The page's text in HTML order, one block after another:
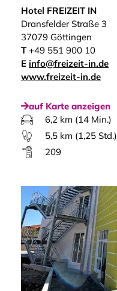
Hotel FREIZEIT IN
Dransfelder Straße 3
37079 Göttingen
T+49 551 900 10
E info@freizeit-in.de
www.freizeit-in.de
auf Karte anzeigen
6,2 km (14 Min.)
5,5 km (1,25 Std.)
209